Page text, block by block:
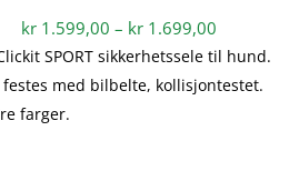
kr1.599,00 – kr1.699,00
kr
til
SPORT sikkerhetssele til hund.
festes med bilbelte, kollisjontestet.
farger.